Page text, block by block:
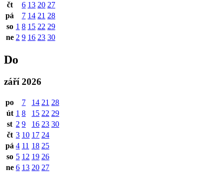
čt
6 13 20 27
pá
7 14 21 28
so 1 8 15 22 29
ne 2 9 16 23 30
Do
září 2026
po 7 14 21 28
út 1 8 15 22 29
st 2 9 16 23 30
čt 3 10 17 24
pá 4 11 18 25
so 5 12 19 26
ne 6 13 20 27